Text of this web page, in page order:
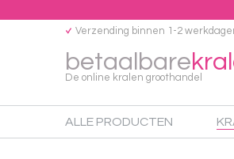
betaalbare
De online kralen groothandel
Verzending binnen 1-2
ALLE PRODUCTEN